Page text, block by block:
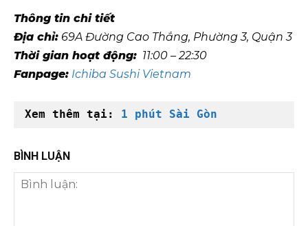
Thông tin chi tiết
Địa chỉ: 69A Đường Cao Thắng, Phường 3, Quận 3
Thời gian hoạt động: 11:00 – 22:30
Fanpage: Ichiba Sushi Vietnam
Xem thêm tại: 1 phút Sài Gòn
BÌNH LUẬN